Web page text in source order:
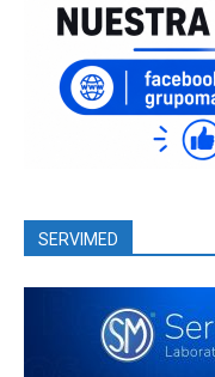
SERVIMED